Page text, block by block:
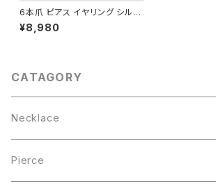
6本爪 ピアス イヤリング シルバ
ー925
¥8,980
CATAGORY
Necklace
Pierce